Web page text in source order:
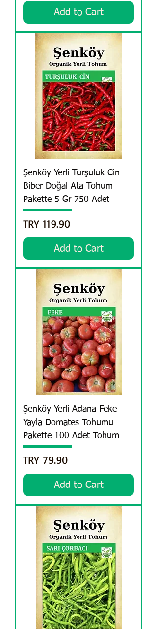
Add to Cart
Şenköy Yerli Turşuluk Cin
Biber Doğal Ata Tohum
Pakette 5 Gr 750 Adet
Price
TRY 119.90
Add to Cart
Şenköy Yerli Adana Feke
Yayla Domates Tohumu
Pakette 100 Adet Tohum
Price
TRY 79.90
Add to Cart